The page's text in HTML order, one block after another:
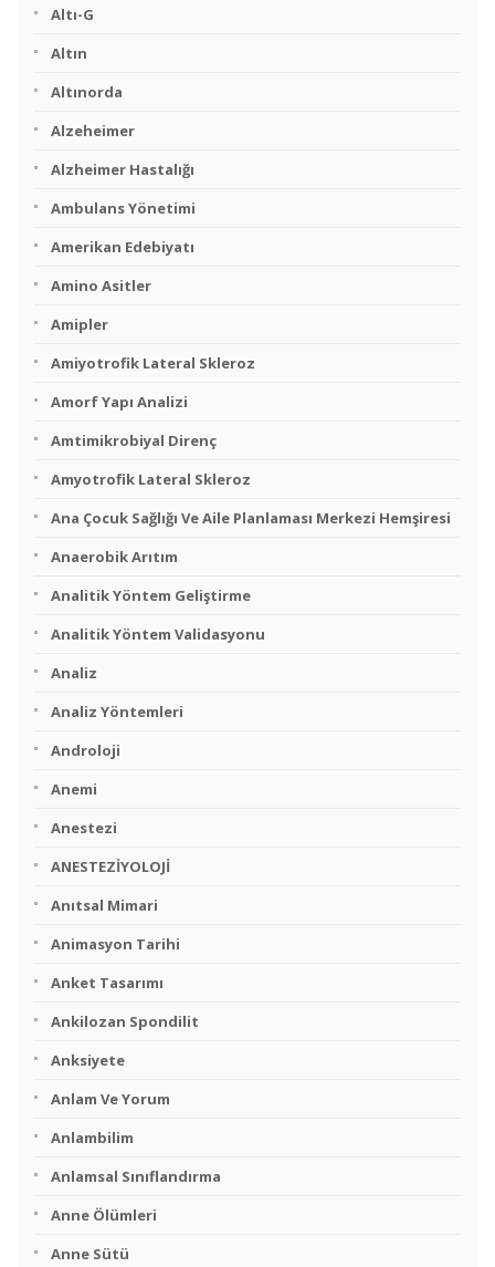
Altı-G
Altın
Altınorda
Alzeheimer
Alzheimer Hastalığı
Ambulans Yönetimi
Amerikan Edebiyatı
Amino Asitler
Amipler
Amiyotrofik Lateral Skleroz
Amorf Yapı Analizi
Amtimikrobiyal Direnç
Amyotrofik Lateral Skleroz
Ana Çocuk Sağlığı Ve Aile Planlaması Merkezi Hemşiresi
Anaerobik Arıtım
Analitik Yöntem Geliştirme
Analitik Yöntem Validasyonu
Analiz
Analiz Yöntemleri
Androloji
Anemi
Anestezi
ANESTEZİYOLOJİ
Anıtsal Mimari
Animasyon Tarihi
Anket Tasarımı
Ankilozan Spondilit
Anksiyete
Anlam Ve Yorum
Anlambilim
Anlamsal Sınıflandırma
Anne Ölümleri
Anne Sütü